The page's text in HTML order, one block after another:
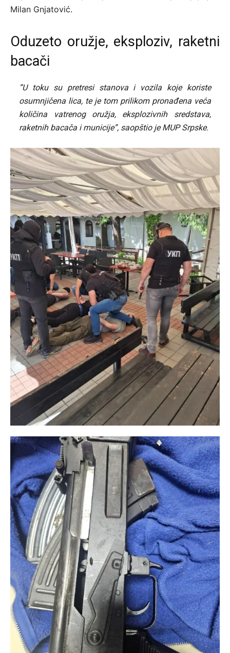
Milan Gnjatović.
Oduzeto oružje, eksploziv, raketni
bacači
”U toku su pretresi stanova i vozila koje koriste
osumnjičena lica, te je tom prilikom pronađena veća
količina vatrenog oružja, eksplozivnih sredstava,
raketnih bacača i municije”, saopštio je MUP Srpske.